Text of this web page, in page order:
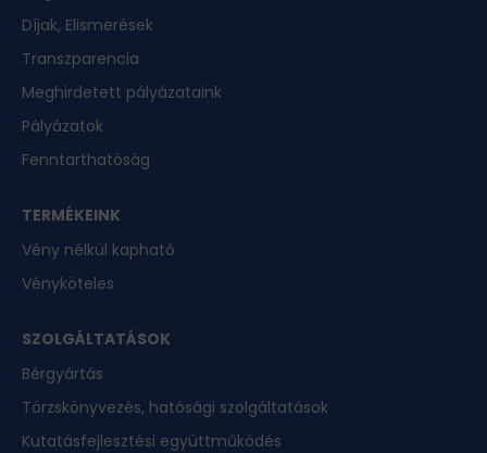
Díjak, Elismerések
Transzparencia
Meghirdetett pályázataink
Pályázatok
Fenntarthatóság
TERMÉKEINK
Vény nélkül kapható
Vényköteles
SZOLGÁLTATÁSOK
Bérgyártás
Törzskönyvezés, hatósági szolgáltatások
Kutatásfejlesztési együttműködés